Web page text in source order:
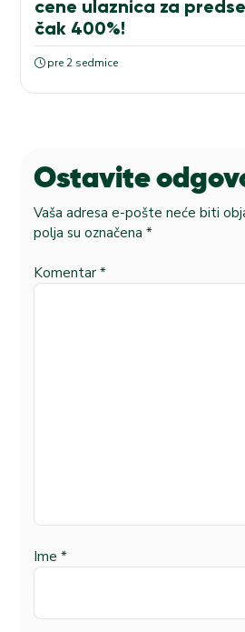
cene ulaznica za
čak 400%!
pre 2 sedmice
Ostavite
Vaša adresa e-pošte neće biti
polja su označena *
Komentar *
Ime *